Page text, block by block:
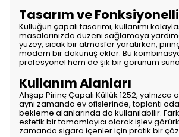
Tasarım ve
Küllüğün çapalı tasarımı, kullanımı
masalarınızda düzeni sağlamaya
yüzey, sıcak bir atmosfer yaratırken,
modern bir dokunuş ekler. Bu
profesyonel hem de şık bir görünüm
Kullanım Alanları
Ahşap Pirinç Çapalı Küllük 1252, yalnızca
aynı zamanda ev ofislerinde, toplantı
bekleme alanlarında da kullanılabilir.
estetik bir tamamlayıcı olarak işlev
zamanda sigara içenler için pratik bir